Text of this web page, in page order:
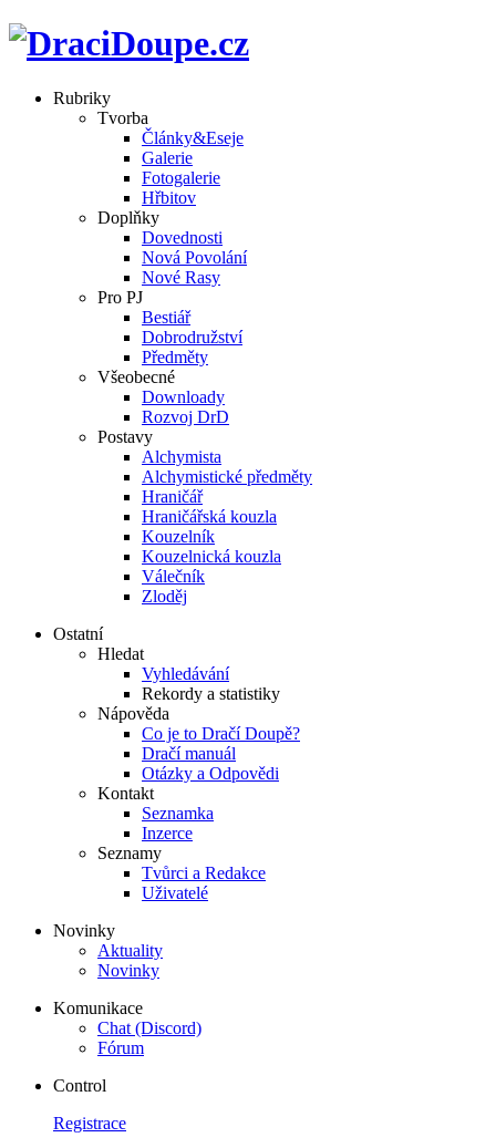
Rubriky
Tvorba
Články&Eseje
Galerie
Fotogalerie
Hřbitov
Doplňky
Dovednosti
Nová Povolání
Nové Rasy
Pro PJ
Bestiář
Dobrodružství
Předměty
Všeobecné
Downloady
Rozvoj DrD
Postavy
Alchymista
Alchymistické předměty
Hraničář
Hraničářská kouzla
Kouzelník
Kouzelnická kouzla
Válečník
Zloděj
Ostatní
Hledat
Vyhledávání
Rekordy a statistiky
Nápověda
Co je to Dračí Doupě?
Dračí manuál
Otázky a Odpovědi
Kontakt
Seznamka
Inzerce
Seznamy
Tvůrci a Redakce
Uživatelé
Novinky
Aktuality
Novinky
Komunikace
Chat (Discord)
Fórum
Control
Registrace